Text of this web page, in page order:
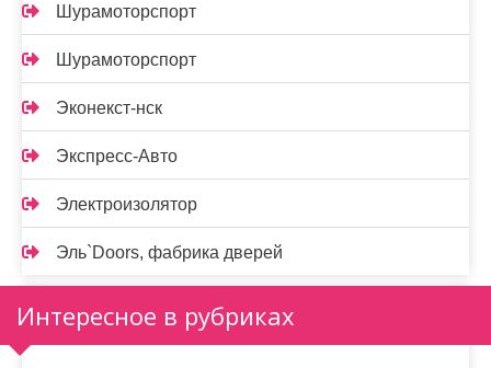
Шурамоторспорт
Шурамоторспорт
Эконекст-нск
Экспресс-Авто
Электроизолятор
Эль`Doors, фабрика дверей
Интересное в рубриках